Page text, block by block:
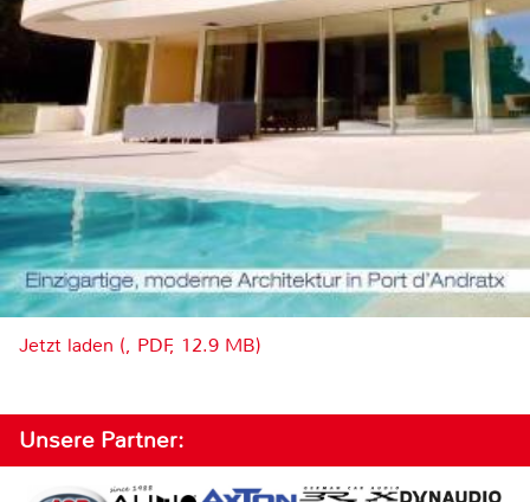
Jetzt laden (, PDF, 12.9 MB)
Unsere Partner: